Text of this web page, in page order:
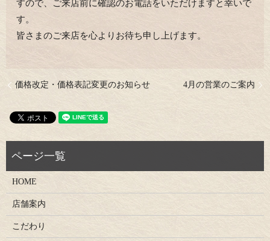
すので、ご来店前に確認のお電話をいただけますと幸いで
す。
皆さまのご来店を心よりお待ち申し上げます。
価格改定・価格表記変更のお知らせ 4月の営業のご案内
HOME
店舗案内
こだわり